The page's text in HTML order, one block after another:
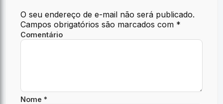
O seu endereço de e-mail não será publicado.
Campos obrigatórios são marcados com *
Comentário
Nome *